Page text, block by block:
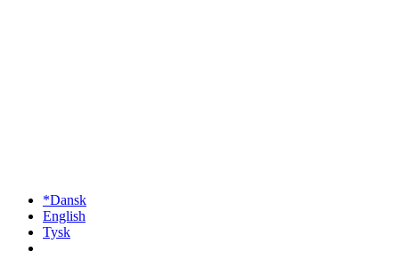
*Dansk
English
Tysk